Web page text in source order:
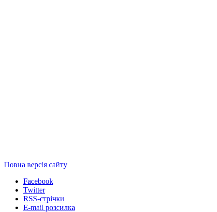
Повна версія сайту
Facebook
Twitter
RSS-стрічки
E-mail розсилка